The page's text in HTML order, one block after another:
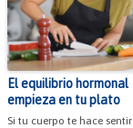
El equilibrio hormonal
empieza en tu plato
Si tu cuerpo te hace sentir